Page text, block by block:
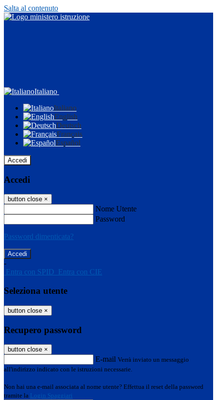
Salta al contenuto
Italiano
Italiano
English
Deutsch
Français
Español
Accedi
Accedi
button close ×
Nome Utente
Password
Password dimenticata?
-
Entra con SPID Entra con CIE
Seleziona utente
button close ×
Recupero password
button close ×
E-mail Verrà inviato un messaggio
all'indirizzo indicato con le istruzioni necessarie.
Non hai una e-mail associata al nome utente? Effettua il reset della password
tramite la Login Spaggiari